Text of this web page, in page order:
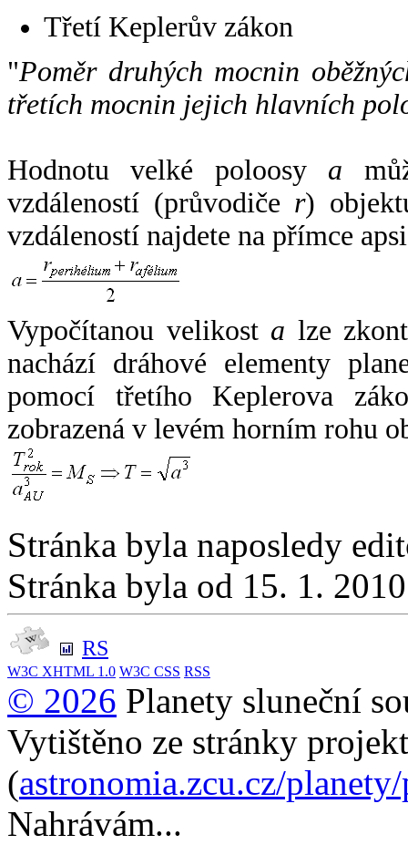
Třetí Keplerův zákon
"Poměr druhých mocnin
třetích mocnin jejich hlavních
Hodnotu velké poloosy a
vzdáleností (průvodiče r)
vzdáleností najdete na přímce
Vypočítanou velikost a lze
nachází dráhové elementy
pomocí třetího Keplerova
zobrazená v levém horním rohu
Stránka byla naposledy
Stránka byla od 15. 1.
RS
W3C XHTML 1.0 W3C CSS RSS
© 2026 Planety sluneční
Vytištěno ze stránky
(astronomia.zcu.cz/
Nahrávám...